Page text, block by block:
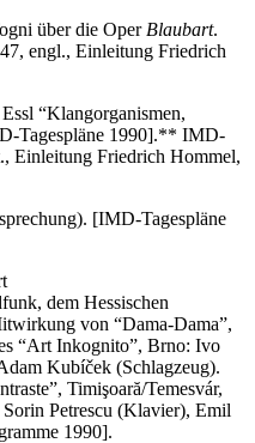
über die Oper Blaubart.
engl., Einleitung Friedrich
“Klangorganismen,
Tagespläne 1990].** IMD-
Einleitung Friedrich Hommel,
[IMD-Tagespläne
dem Hessischen
von “Dama-Dama”,
“Art Inkognito”, Brno: Ivo
Kubíček (Schlagzeug).
Timişoară/Temesvár,
Petrescu (Klavier), Emil
1990].